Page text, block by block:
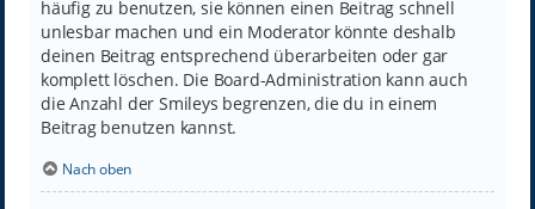
häufig zu benutzen, sie können einen Beitrag schnell
unlesbar machen und ein Moderator könnte deshalb
deinen Beitrag entsprechend überarbeiten oder gar
komplett löschen. Die Board-Administration kann auch
die Anzahl der Smileys begrenzen, die du in einem
Beitrag benutzen kannst.
Nach oben